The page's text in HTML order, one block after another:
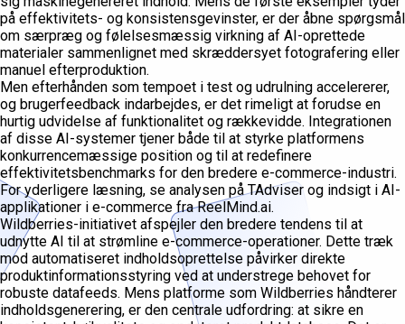
på effektivitets- og konsistensgevinster, er der åbne spørgsmål
om særpræg og følelsesmæssig virkning af AI-oprettede
materialer sammenlignet med skræddersyet fotografering eller
manuel efterproduktion.
Men efterhånden som tempoet i test og udrulning accelererer,
og brugerfeedback indarbejdes, er det rimeligt at forudse en
hurtig udvidelse af funktionalitet og rækkevidde. Integrationen
af disse AI-systemer tjener både til at styrke platformens
konkurrencemæssige position og til at redefinere
effektivitetsbenchmarks for den bredere e-commerce-industri.
For yderligere læsning, se analysen på TAdviser og indsigt i AI-
applikationer i e-commerce fra ReelMind.ai.
Wildberries-initiativet afspejler den bredere tendens til at
udnytte AI til at strømline e-commerce-operationer. Dette træk
mod automatiseret indholdsoprettelse påvirker direkte
produktinformationsstyring ved at understrege behovet for
robuste datafeeds. Mens platforme som Wildberries håndterer
indholdsgenerering, er den centrale udfordring: at sikre en